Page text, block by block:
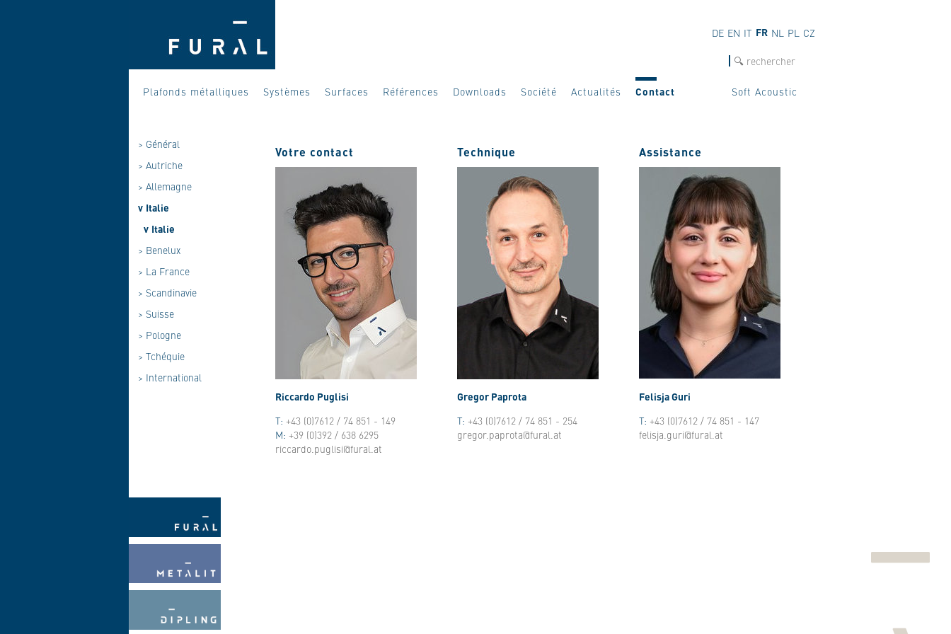
Plafonds métalliques Systèmes Surfaces Références Downloads Société Actualités Contact Soft Acoustic
DE EN IT FR NL PL CZ
> Général
> Autriche
> Allemagne
v Italie
v Italie
> Benelux
> La France
> Scandinavie
> Suisse
> Pologne
> Tchéquie
> International
Votre contact
Riccardo Puglisi
T: +43 (0)7612 / 74 851 - 149
M: +39 (0)392 / 638 6295
riccardo.puglisi@fural.at
Technique
Gregor Paprota
T: +43 (0)7612 / 74 851 - 254
gregor.paprota@fural.at
Assistance
Felisja Guri
T: +43 (0)7612 / 74 851 - 147
felisja.guri@fural.at